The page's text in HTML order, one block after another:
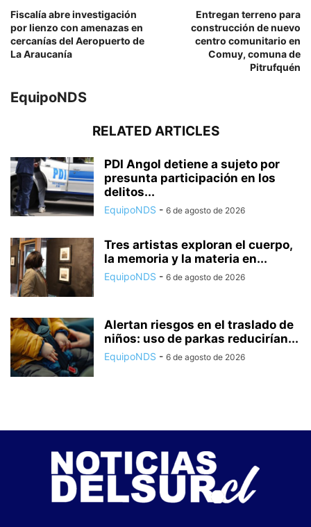
Fiscalía abre investigación
por lienzo con amenazas en
cercanías del Aeropuerto de
La Araucanía
Entregan terreno para
construcción de nuevo
centro comunitario en
Comuy, comuna de
Pitrufquén
EquipoNDS
RELATED ARTICLES
PDI Angol detiene a sujeto por
presunta participación en los
delitos...
EquipoNDS - 6 de agosto de 2026
Tres artistas exploran el cuerpo,
la memoria y la materia en...
EquipoNDS - 6 de agosto de 2026
Alertan riesgos en el traslado de
niños: uso de parkas reducirían...
EquipoNDS - 6 de agosto de 2026